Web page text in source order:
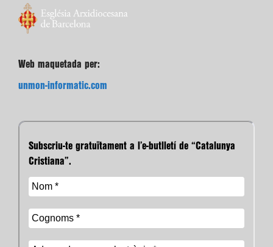
Web maquetada per:
unmon-informatic.com
Subscriu-te gratuïtament a l’e-butlletí de “Catalunya
Cristiana”.